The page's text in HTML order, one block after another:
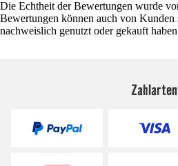
Die Echtheit der Bewertungen wurde
Bewertungen können auch von Kunden
nachweislich genutzt oder gekauft
Zahlarten